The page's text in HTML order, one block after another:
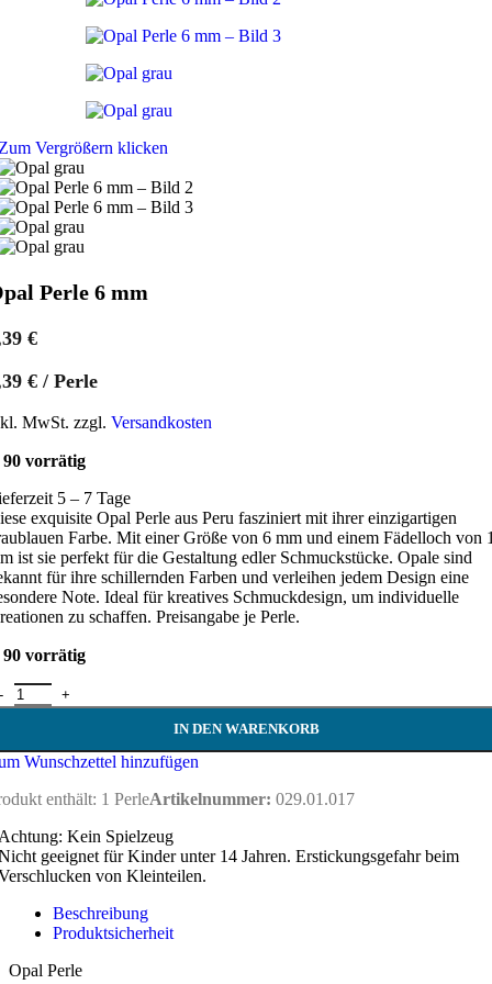
Vergrößern klicken
Perle 6 mm
€
€ / Perle
MwSt. zzgl. Versandkosten
90 vorrätig
5 – 7 Tage
exquisite Opal Perle aus Peru fasziniert mit ihrer einzigartigen
Farbe. Mit einer Größe von 6 mm und einem Fädelloch von
ist sie perfekt für die Gestaltung edler Schmuckstücke. Opale sind
für ihre schillernden Farben und verleihen jedem Design eine
Note. Ideal für kreatives Schmuckdesign, um individuelle
zu schaffen. Preisangabe je Perle.
90 vorrätig
Perle 6 mm Menge
IN DEN WARENKORB
Wunschzettel hinzufügen
enthält: 1 PerleArtikelnummer: 029.01.017
Kein Spielzeug
geeignet für Kinder unter 14 Jahren. Erstickungsgefahr beim
von Kleinteilen.
Beschreibung
Produktsicherheit
Opal Perle